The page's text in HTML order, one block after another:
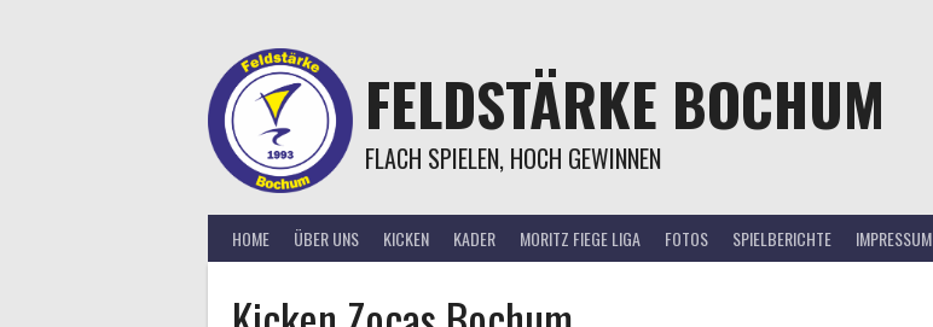
FELDSTÄRKE BOCHUM
FLACH SPIELEN, HOCH GEWINNEN
HOME ÜBER UNS KICKEN KADER MORITZ FIEGE LIGA FOTOS SPIELBERICHTE IMPRESSUM